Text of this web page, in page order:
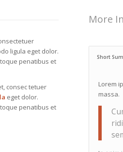
ligula eget dolor.
penatibus et
consec tetuer
eget dolor.
penatibus et
More
Short
Lorem
massa.